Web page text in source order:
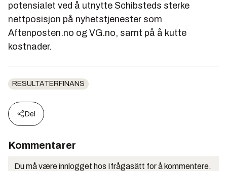
potensialet ved å utnytte Schibsteds sterke
nettposisjon på nyhetstjenester som
Aftenposten.no og VG.no, samt på å kutte
kostnader.
RESULTATERFINANS
Del
Kommentarer
Du må være innlogget hos Ifrågasätt for å kommentere.